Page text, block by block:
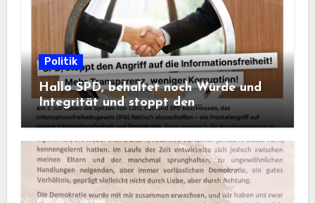
Politik
Hallo SPD, behaltet noch Würde und
Integrität und stoppt den
Frontalangriff auf die
Informationsfreiheit!